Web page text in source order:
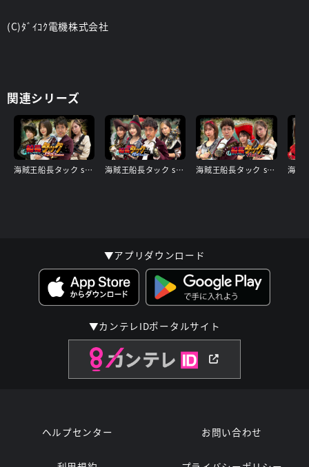
(C)ﾀﾞｲｺｸ電機株式会社
関連シリーズ
海賊王船長タック season.13 海賊王船長タック season.12 海賊王船長タック season.11
▼アプリダウンロード
▼カンテレIDポータルサイト
ヘルプセンター お問い合わせ